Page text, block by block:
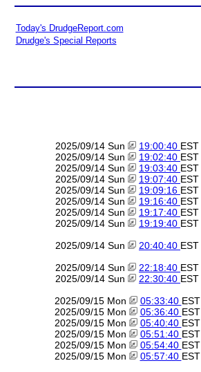
Today's DrudgeReport.com
Drudge's Special Reports
2025/09/14 Sun 19:00:40 EST
2025/09/14 Sun 19:02:40 EST
2025/09/14 Sun 19:03:40 EST
2025/09/14 Sun 19:07:40 EST
2025/09/14 Sun 19:09:16 EST
2025/09/14 Sun 19:16:40 EST
2025/09/14 Sun 19:17:40 EST
2025/09/14 Sun 19:19:40 EST
2025/09/14 Sun 20:40:40 EST
2025/09/14 Sun 22:18:40 EST
2025/09/14 Sun 22:30:40 EST
2025/09/15 Mon 05:33:40 EST
2025/09/15 Mon 05:36:40 EST
2025/09/15 Mon 05:40:40 EST
2025/09/15 Mon 05:51:40 EST
2025/09/15 Mon 05:54:40 EST
2025/09/15 Mon 05:57:40 EST